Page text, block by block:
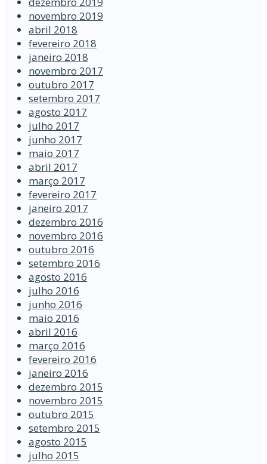
novembro 2019
abril 2018
fevereiro 2018
janeiro 2018
novembro 2017
outubro 2017
setembro 2017
agosto 2017
julho 2017
junho 2017
maio 2017
abril 2017
março 2017
fevereiro 2017
janeiro 2017
dezembro 2016
novembro 2016
outubro 2016
setembro 2016
agosto 2016
julho 2016
junho 2016
maio 2016
abril 2016
março 2016
fevereiro 2016
janeiro 2016
dezembro 2015
novembro 2015
outubro 2015
setembro 2015
agosto 2015
julho 2015